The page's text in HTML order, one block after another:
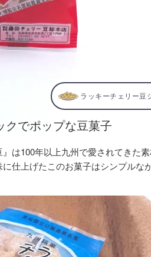
ラッキーチェリー豆
クでポップな豆菓子
は100年以上九州で愛されてきた
仕上げたこのお菓子はシンプルな